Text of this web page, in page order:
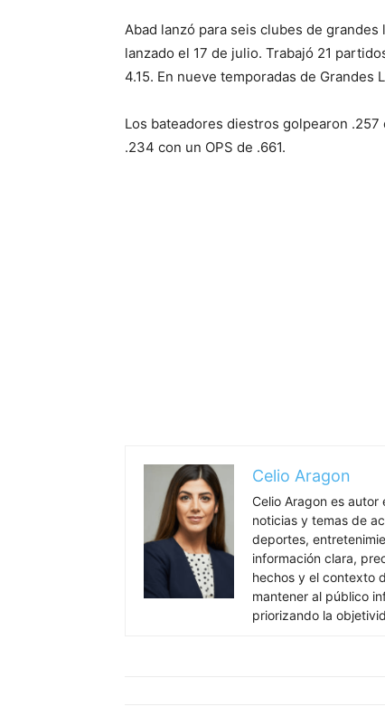
Abad lanzó para seis clubes de
lanzado el 17 de julio. Trabajó 21
4.15. En nueve temporadas de
Los bateadores diestros golpearon
.234 con un OPS de .661.
Celio Aragon
Celio Aragon es
noticias y temas de
deportes,
información clara,
hechos y el contexto
mantener al público
priorizando la